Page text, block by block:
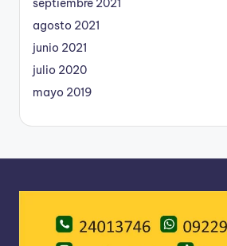
septiembre 2021
agosto 2021
junio 2021
julio 2020
mayo 2019